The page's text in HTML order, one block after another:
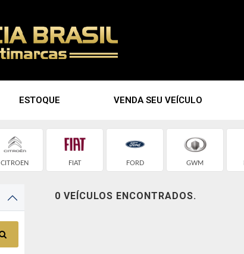
ESTOQUE VENDA SEU VEÍCULO
CITROEN FIAT FORD GWM
0 VEÍCULOS ENCONTRADOS.